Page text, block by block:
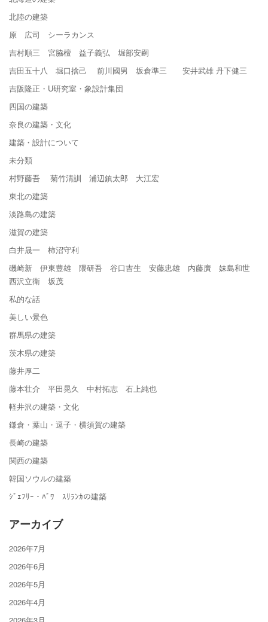
北陸の建築
原 広司 シーラカンス
吉村順三 宮脇檀 益子義弘 堀部安嗣
吉田五十八 堀口捨己 前川國男 坂倉準三 安井武雄 丹下健三
吉阪隆正・U研究室・象設計集団
四国の建築
奈良の建築・文化
建築・設計について
未分類
村野藤吾 菊竹清訓 浦辺鎮太郎 大江宏
東北の建築
淡路島の建築
滋賀の建築
白井晟一 柿沼守利
磯崎新 伊東豊雄 隈研吾 谷口吉生 安藤忠雄 内藤廣 妹島和世
西沢立衛 坂茂
私的な話
美しい景色
群馬県の建築
茨木県の建築
藤井厚二
藤本壮介 平田晃久 中村拓志 石上純也
軽井沢の建築・文化
鎌倉・葉山・逗子・横須賀の建築
長崎の建築
関西の建築
韓国ソウルの建築
ｼﾞｪﾌﾘｰ・ﾊﾞﾜ ｽﾘﾗﾝｶの建築
アーカイブ
2026年7月
2026年6月
2026年5月
2026年4月
2026年3月